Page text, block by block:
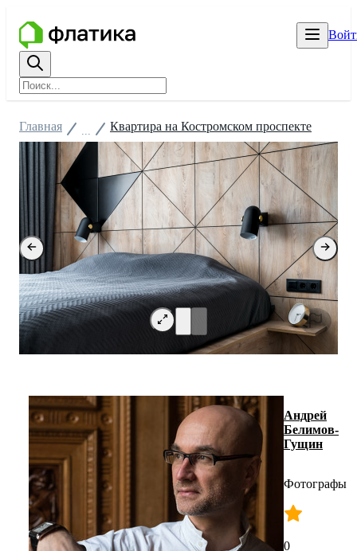
Главная Квартира на Костромском проспекте
Андрей
Белимов-
Гущин
Фотографы
0